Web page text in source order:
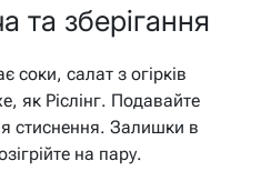
та зберігання
соки, салат з огірків
як Ріслінг. Подавайте
стиснення. Залишки в
на пару.